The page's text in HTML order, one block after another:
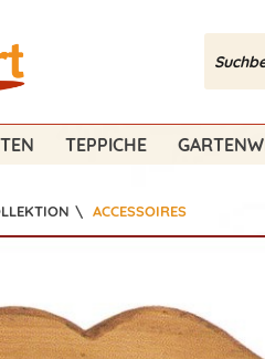
TEPPICHE
\ ACCESSOIRES